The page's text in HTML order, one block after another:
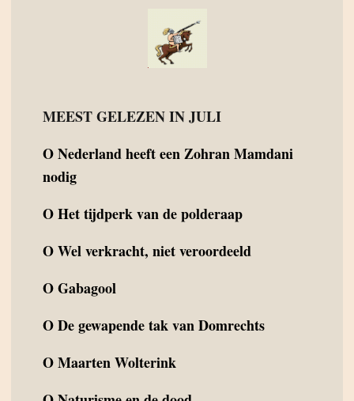
MEEST GELEZEN IN JULI
ONederland heeft een Zohran Mamdani
nodig
OHet tijdperk van de polderaap
OWel verkracht, niet veroordeeld
OGabagool
ODe gewapende tak van Domrechts
OMaarten Wolterink